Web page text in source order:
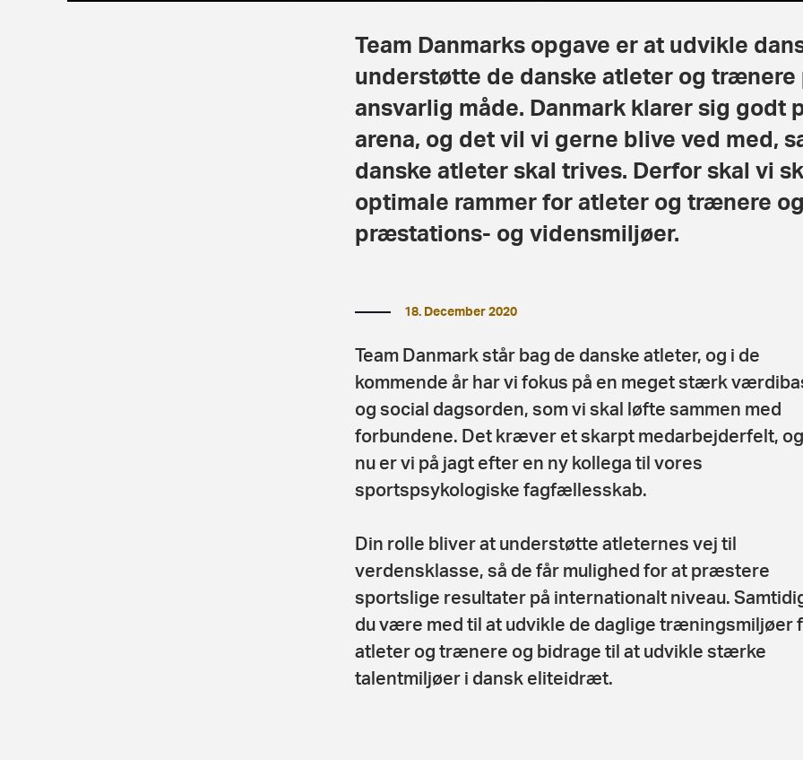
Team Danmarks opgave er at udvikle
understøtte de danske atleter og trænere
ansvarlig måde. Danmark klarer sig godt
arena, og det vil vi gerne blive ved med,
danske atleter skal trives. Derfor skal vi
optimale rammer for atleter og trænere
præstations- og vidensmiljøer.
18. December 2020
Team Danmark står bag de danske atleter, og i de
kommende år har vi fokus på en meget stærk
og social dagsorden, som vi skal løfte sammen med
forbundene. Det kræver et skarpt medarbejderfelt,
nu er vi på jagt efter en ny kollega til vores
sportspsykologiske fagfællesskab.
Din rolle bliver at understøtte atleternes vej til
verdensklasse, så de får mulighed for at præstere
sportslige resultater på internationalt niveau.
du være med til at udvikle de daglige træningsmiljøer
atleter og trænere og bidrage til at udvikle stærke
talentmiljøer i dansk eliteidræt.